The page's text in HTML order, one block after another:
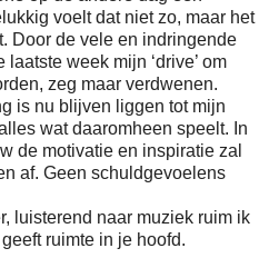
voelt dat niet zo, maar het
Door de vele en indringende
week mijn ‘drive’ om
zeg maar verdwenen.
is nu blijven liggen tot mijn
wat daaromheen speelt. In
de motivatie en inspiratie zal
af. Geen schuldgevoelens
luisterend naar muziek ruim ik
ruimte in je hoofd.